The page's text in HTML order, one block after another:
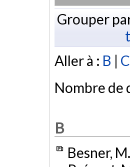
Grouper
Aller à : B | C
Nombre de
B
Besner,